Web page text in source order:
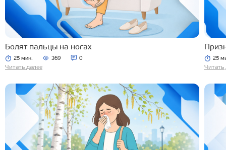
Болят пальцы на ногах
25 мин. 369 0
Читать далее
25
Читать